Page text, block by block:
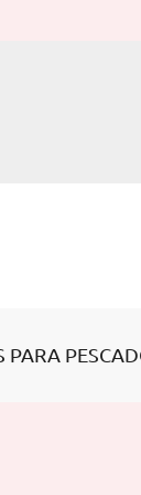
PARA